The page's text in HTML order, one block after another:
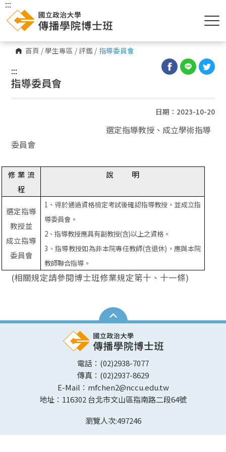
首頁 /學生專區 / 評鑑 / 指導委員會
:::
:::
指導委員會
日期：2023-10-20
選定指導教授、 成立學術指導
委員會
修 業 流
程
說 明
選定指導
教授並
成立指導
委員會
1 、得於通過資格檢定考試後確認指導教授，並成立指
導委員會。
2 、指導教授應具有副教授(含)以上之資格。
3 、指導教授如為非本院專任教師(含退休) ，應與本院
教師聯合指導。
(相關規定請參閱博士班修業規定第十、十一條)
電話：(02)2938-7077
傳真：(02)2937-8629
E-Mail：mfchen2@nccu.edu.tw
地址：116302 台北市文山區指南路二段64號
瀏覽人次:497246